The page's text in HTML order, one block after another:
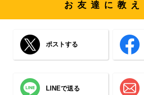
お友達に教え
ポストする
LINEで送る